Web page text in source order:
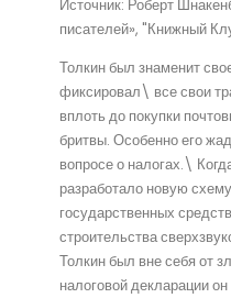
Источник: Роберт
писателей», "Книжный
Толкин был знаменит
фиксировал\ все свои
вплоть до покупки
бритвы. Особенно его
вопросе о налогах.\
разработало новую
государственных
строительства
Толкин был вне себя от
налоговой декларации